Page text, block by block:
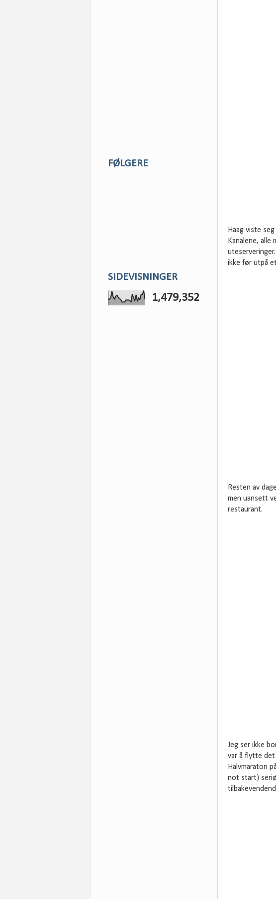
Haag viste
Kanalene, alle
ikke før utpå
Resten av
men uansett
restaurant.
Jeg ser ikke
var å flytte
Halvmaraton
not start)
FØLGERE
SIDEVISNINGER
1,479,352